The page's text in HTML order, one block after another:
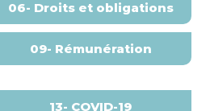
06- Droits et obligations
09- Rémunération
13- COVID-19